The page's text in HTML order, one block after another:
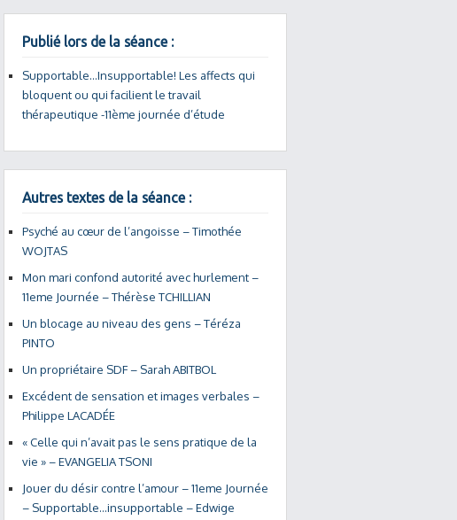
Publié lors de la séance :
Supportable…Insupportable! Les affects qui
bloquent ou qui facilient le travail
thérapeutique -11ème journée d’étude
Autres textes de la séance :
Psyché au cœur de l’angoisse – Timothée
WOJTAS
Mon mari confond autorité avec hurlement –
11eme Journée – Thérèse TCHILLIAN
Un blocage au niveau des gens – Téréza
PINTO
Un propriétaire SDF – Sarah ABITBOL
Excédent de sensation et images verbales –
Philippe LACADÉE
« Celle qui n’avait pas le sens pratique de la
vie » – EVANGELIA TSONI
Jouer du désir contre l’amour – 11eme Journée
– Supportable…insupportable – Edwige